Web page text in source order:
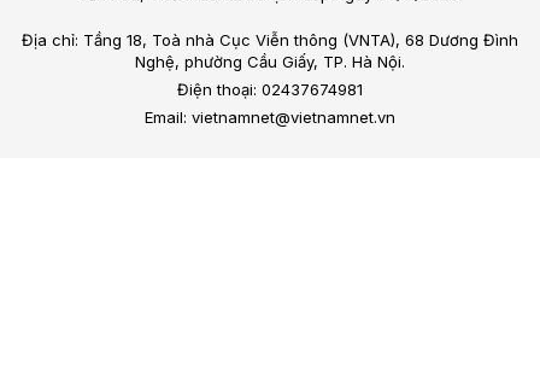
Địa chỉ: Tầng 18, Toà nhà Cục Viễn thông (VNTA), 68 Dương Đình
Nghệ, phường Cầu Giấy, TP. Hà Nội.
Điện thoại: 02437674981
Email: vietnamnet@vietnamnet.vn